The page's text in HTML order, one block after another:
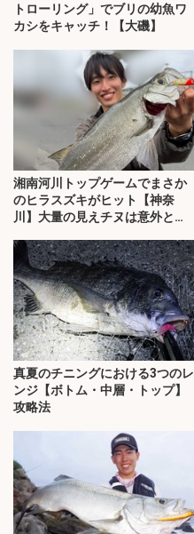
トローリング」でブリの幼魚ワ
カシをキャッチ！【大磯】
湘南河川トップゲームでまさか
のヒラスズキがヒット【神奈
川】大量の見えチヌは意外と難
真夏のチニングにおける3つのレ
ンジ【ボトム・中層・トップ】
攻略法